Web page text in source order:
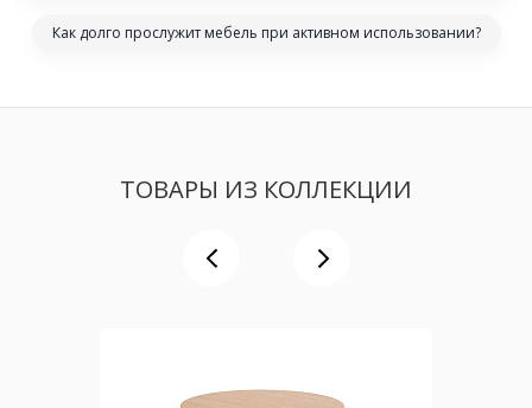
Как долго прослужит мебель при активном использовании?
ТОВАРЫ ИЗ КОЛЛЕКЦИИ